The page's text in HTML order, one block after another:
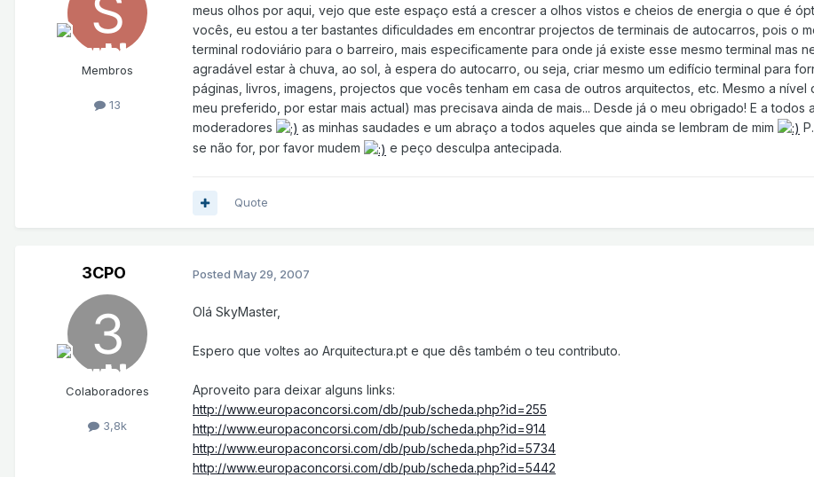
Membros
13
meus olhos por aqui, vejo que este espaço está a crescer a olhos vistos e cheios de energia o que é
vocês, eu estou a ter bastantes dificuldades em encontrar projectos de terminais de autocarros, pois o
terminal rodoviário para o barreiro, mais especificamente para onde já existe esse mesmo terminal mas
agradável estar à chuva, ao sol, à espera do autocarro, ou seja, criar mesmo um edifício terminal para
páginas, livros, imagens, projectos que vocês tenham em casa de outros arquitectos, etc. Mesmo a
meu preferido, por estar mais actual) mas precisava ainda de mais... Desde já o meu obrigado! E a
moderadores
as minhas saudades e um abraço a todos aqueles que ainda se lembram de mim
se não for, por favor mudem
e peço desculpa antecipada.
Quote
3CPO
Colaboradores
3,8k
Posted May 29, 2007
Olá SkyMaster,
Espero que voltes ao Arquitectura.pt e que dês também o teu contributo.
Aproveito para deixar alguns links:
http://www.europaconcorsi.com/db/pub/scheda.php?id=255
http://www.europaconcorsi.com/db/pub/scheda.php?id=914
http://www.europaconcorsi.com/db/pub/scheda.php?id=5734
http://www.europaconcorsi.com/db/pub/scheda.php?id=5442